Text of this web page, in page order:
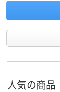
人気の商品